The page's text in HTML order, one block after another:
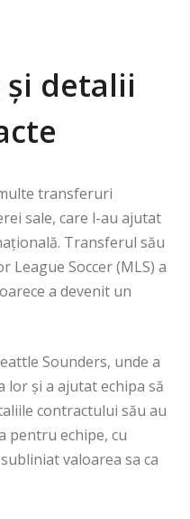
detalii
transferuri
sale, care l-au ajutat
Transferul său
League Soccer (MLS) a
a devenit un
Sounders, unde a
lor și a ajutat echipa să
contractului său au
pentru echipe, cu
valoarea sa ca